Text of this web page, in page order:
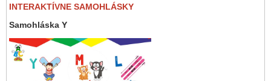
INTERAKTÍVNE SAMOHLÁSKY
Samohláska Y